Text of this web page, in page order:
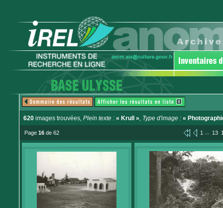
620 images trouvées, Plein texte : « Krull », Type d'image : «
Page 16 de 62 1 ... 13